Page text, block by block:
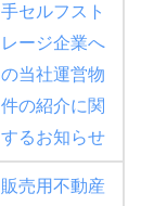
手セルフスト
レージ企業へ
の当社運営物
件の紹介に関
するお知らせ
販売用不動産